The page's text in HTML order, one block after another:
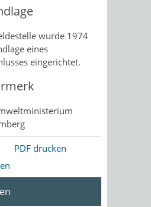
wurde 1974
eines
eingerichtet.
PDF drucken